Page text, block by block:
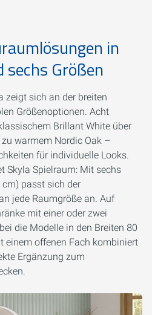
in
sechs Größen
zeigt sich an der breiten
Größenoptionen. Acht
Brillant White über
warmem Nordic Oak –
für individuelle Looks.
Skyla Spielraum: Mit sechs
passt sich der
jede Raumgröße an. Auf
mit einer oder zwei
die Modelle in den Breiten 80
einem offenen Fach kombiniert
Ergänzung zum